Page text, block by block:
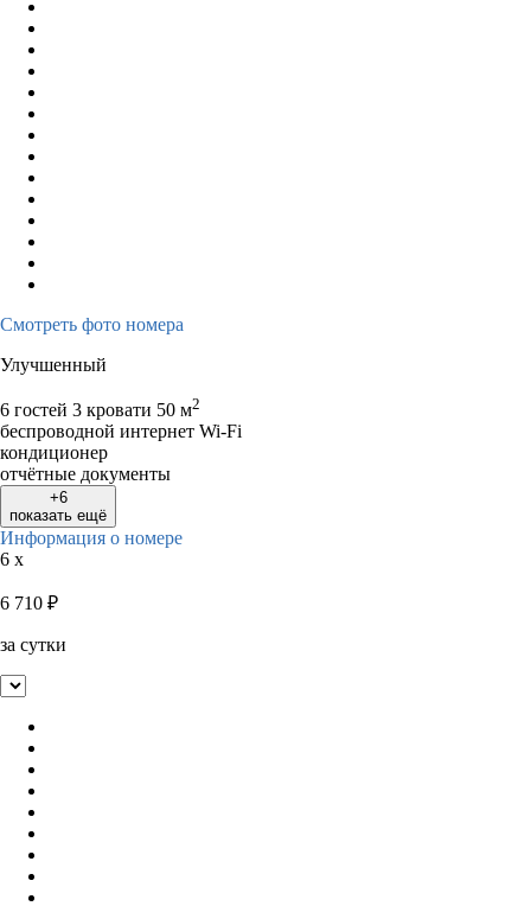
Смотреть фото номера
Улучшенный
6 гостей 3 кровати 50 м2
беспроводной интернет Wi-Fi
кондиционер
отчётные документы
+6
показать ещё
Информация о номере
6 x
6 710 ₽
за сутки